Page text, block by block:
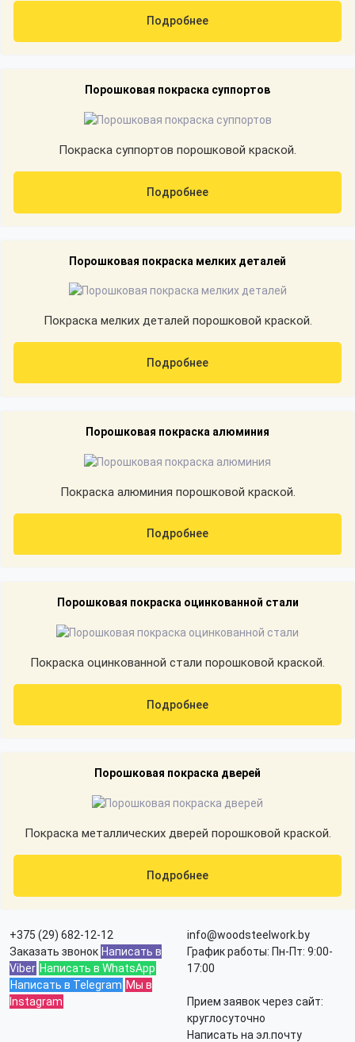
Подробнее
Порошковая покраска суппортов
Покраска суппортов порошковой краской.
Подробнее
Порошковая покраска мелких деталей
Покраска мелких деталей порошковой краской.
Подробнее
Порошковая покраска алюминия
Покраска алюминия порошковой краской.
Подробнее
Порошковая покраска оцинкованной стали
Покраска оцинкованной стали порошковой краской.
Подробнее
Порошковая покраска дверей
Покраска металлических дверей порошковой краской.
Подробнее
+375 (29) 682-12-12
Заказать звонок Написать в
Viber Написать в WhatsApp
Написать в Telegram Мы в
Instagram
info@woodsteelwork.by
График работы: Пн-Пт: 9:00-
17:00
Прием заявок через сайт:
круглосуточно
Написать на эл.почту